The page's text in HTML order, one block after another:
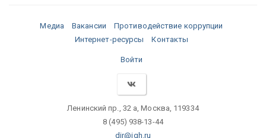
Медиа Вакансии
Противодействие коррупции
Интернет-ресурсы
Контакты
Войти
Ленинский пр., 32 а, Москва, 119334
8 (495) 938-13-44
dir@igh.ru